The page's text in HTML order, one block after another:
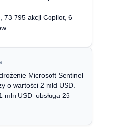
73 795 akcji Copilot, 6
Microsoft Sentinel
o wartości 2 mld USD.
mln USD, obsługa 26